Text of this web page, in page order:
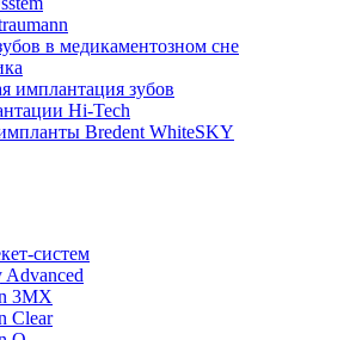
в медикаментозном сне
имплантация зубов
Hi-Tech
Bredent WhiteSKY
систем
Advanced
3MX
Clear